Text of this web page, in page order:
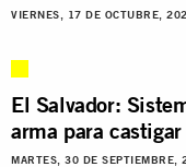
VIERNES, 17 DE OCTUBRE,
El Salvador:
arma para
MARTES, 30 DE SEPTIEMBRE,